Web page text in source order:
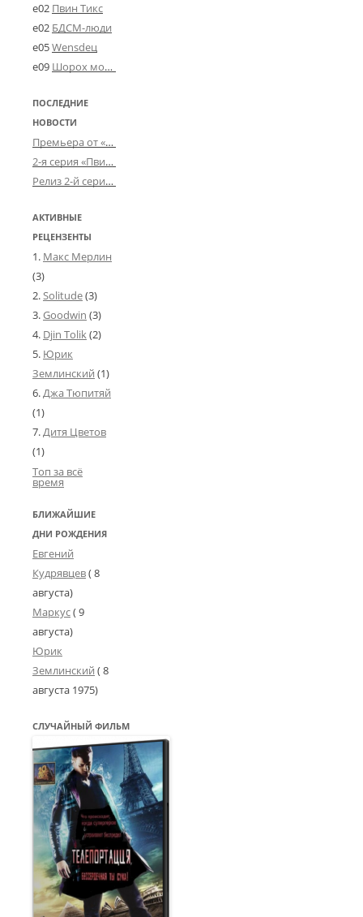
e02 Пвин Тикс
e02 БДСМ-люди
e05Wensdeц
e09 Шорох мозговины
ПОСЛЕДНИЕ
НОВОСТИ
Премьера от «Усталого королевства»: «Игорь начал»
2-я серия «Пвин Тикса» от 2-D
Релиз 2-й серии «БДСМ-людей» от «Аркада Фильм»
АКТИВНЫЕ
РЕЦЕНЗЕНТЫ
Макс Мерлин
(3)
Solitude(3)
Goodwin (3)
Djin Tolik(2)
Юрик
Землинский (1)
Джа Тюпитяй
(1)
Дитя Цветов
(1)
Топ за всё
время
БЛИЖАЙШИЕ
ДНИ РОЖДЕНИЯ
Евгений
Кудрявцев( 8
августа)
Маркус( 9
августа)
Юрик
Землинский (8
августа 1975)
СЛУЧАЙНЫЙ ФИЛЬМ